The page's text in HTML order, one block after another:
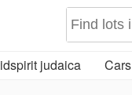
judaica Cars